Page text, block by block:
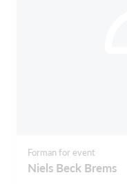
Forman for event
Niels Beck Brems